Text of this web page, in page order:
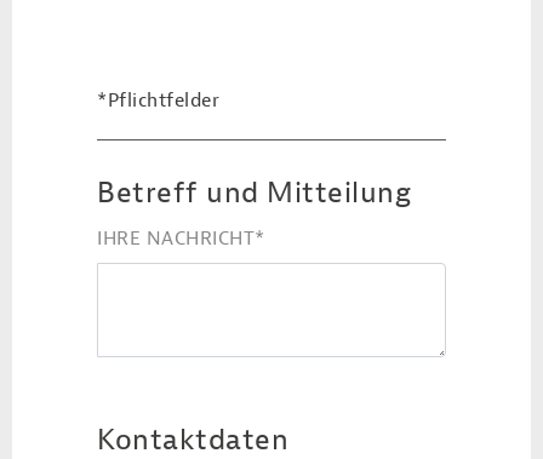
*Pflichtfelder
Betreff und Mitteilung
IHRE NACHRICHT*
Kontaktdaten